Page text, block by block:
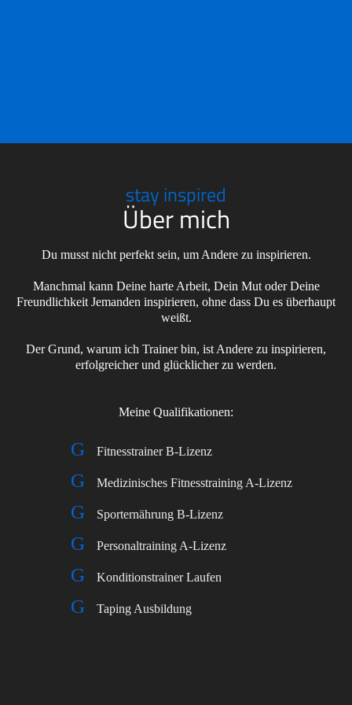
stay inspired
Über mich
Du musst nicht perfekt sein, um Andere zu inspirieren.
Manchmal kann Deine harte Arbeit, Dein Mut oder Deine
Freundlichkeit Jemanden inspirieren, ohne dass Du es überhaupt
weißt.
Der Grund, warum ich Trainer bin, ist Andere zu inspirieren,
erfolgreicher und glücklicher zu werden.
Meine Qualifikationen:
Fitnesstrainer B-Lizenz
Medizinisches Fitnesstraining A-Lizenz
Sporternährung B-Lizenz
Personaltraining A-Lizenz
Konditionstrainer Laufen
Taping Ausbildung